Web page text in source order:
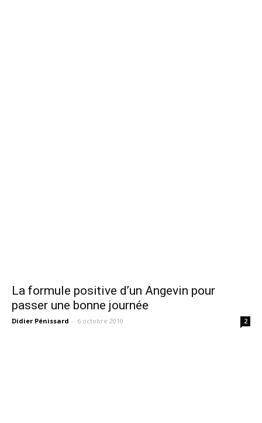
La formule positive d’un Angevin pour
passer une bonne journée
Didier Pénissard - 6 octobre 2010 2